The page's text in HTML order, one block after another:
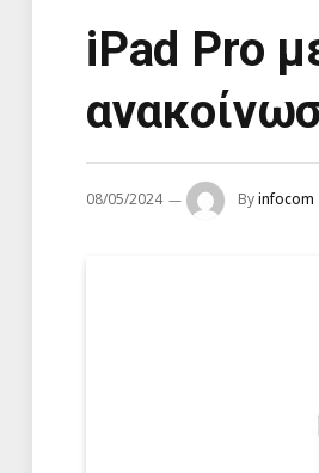
iPad Pro
08/05/2024 Byinfocom